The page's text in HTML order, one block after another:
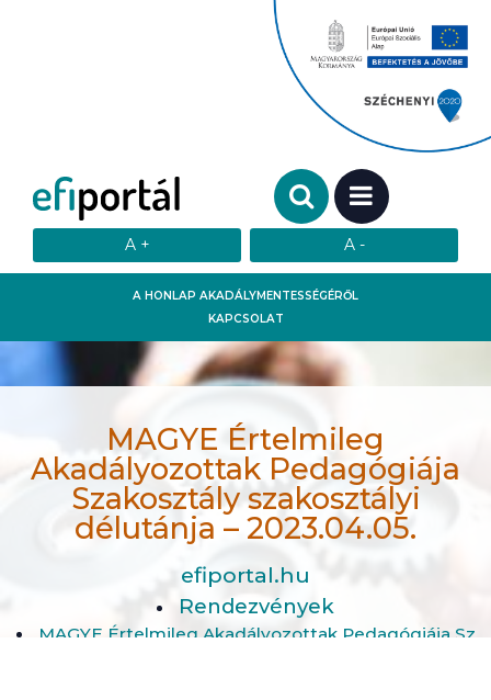
A HONLAP AKADÁLYMENTESSÉGÉRŐL
KAPCSOLAT
Keresendő szó:
MENÜ
MAGYE Értelmileg
Akadályozottak Pedagógiája
Szakosztály szakosztályi
délutánja – 2023.04.05.
efiportal.hu
Rendezvények
MAGYE Értelmileg Akadályozottak Pedagógiája